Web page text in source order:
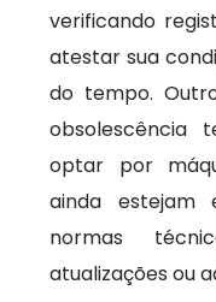
verificando
atestar sua
do tempo.
obsolescência
optar por
ainda estejam
normas
atualizações ou